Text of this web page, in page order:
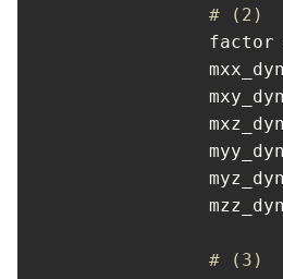
# (2)
factor
mxx_dyn
mxy_dyn
mxz_dyn
myy_dyn
myz_dyn
mzz_dyn
# (3)